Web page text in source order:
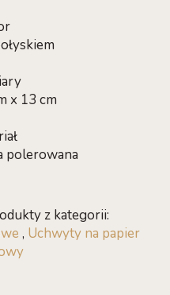
x 13 cm
polerowana
z kategorii:
, Uchwyty na papier